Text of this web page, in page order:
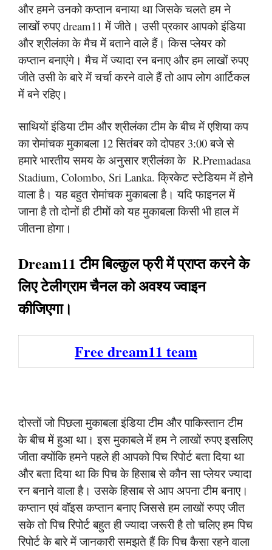
और हमने उनको कप्तान बनाया था जिसके चलते हम ने
लाखों रुपए dream11 में जीते। उसी प्रकार आपको इंडिया
और श्रीलंका के मैच में बताने वाले हैं। किस प्लेयर को
कप्तान बनाएंगे। मैच में ज्यादा रन बनाए और हम लाखों रुपए
जीते उसी के बारे में चर्चा करने वाले हैं तो आप लोग आर्टिकल
में बने रहिए।
साथियों इंडिया टीम और श्रीलंका टीम के बीच में एशिया कप
का रोमांचक मुकाबला 12 सितंबर को दोपहर 3:00 बजे से
हमारे भारतीय समय के अनुसार श्रीलंका के R.Premadasa
Stadium, Colombo, Sri Lanka. क्रिकेट स्टेडियम में होने
वाला है। यह बहुत रोमांचक मुकाबला है। यदि फाइनल में
जाना है तो दोनों ही टीमों को यह मुकाबला किसी भी हाल में
जीतना होगा।
Dream11 टीम बिल्कुल फ्री में प्राप्त करने के
लिए टेलीग्राम चैनल को अवश्य ज्वाइन
कीजिएगा।
Free dream11 team
दोस्तों जो पिछला मुकाबला इंडिया टीम और पाकिस्तान टीम
के बीच में हुआ था। इस मुकाबले में हम ने लाखों रुपए इसलिए
जीता क्योंकि हमने पहले ही आपको पिच रिपोर्ट बता दिया था
और बता दिया था कि पिच के हिसाब से कौन सा प्लेयर ज्यादा
रन बनाने वाला है। उसके हिसाब से आप अपना टीम बनाए।
कप्तान एवं वॉइस कप्तान बनाए जिससे हम लाखों रुपए जीत
सके तो पिच रिपोर्ट बहुत ही ज्यादा जरूरी है तो चलिए हम पिच
रिपोर्ट के बारे में जानकारी समझते हैं कि पिच कैसा रहने वाला